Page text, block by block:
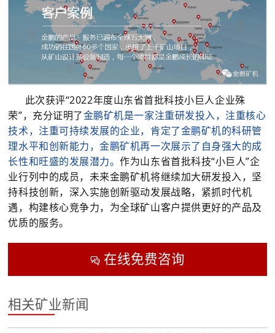
此次获评“2022年度山东省首批科技小巨人企业殊
荣”，充分证明了金鹏矿机是一家注重研发投入，注重核心
技术，注重可持续发展的企业，肯定了金鹏矿机的科研管
理水平和创新能力，金鹏矿机再一次展示了自身强大的成
长性和旺盛的发展潜力。作为山东省首批科技“小巨人”企
业行列中的成员，未来金鹏矿机将继续加大研发投入，坚
持科技创新，深入实施创新驱动发展战略，紧抓时代机
遇，构建核心竞争力，为全球矿山客户提供更好的产品及
优质的服务。
在线免费咨询
相关矿业新闻